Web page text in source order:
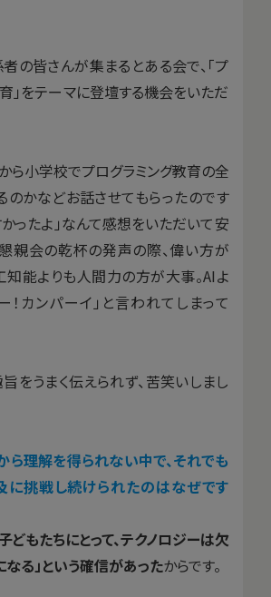
の皆さんが集まるとある会で、「プ
」をテーマに登壇する機会をいただ
ら小学校でプログラミング教育の全
のかなどお話させてもらったのです
かったよ」なんて感想をいただいて安
親会の乾杯の発声の際、偉い方が
知能よりも人間力の方が大事。AIよ
！カンパーイ」と言われてしまって
をうまく伝えられず、苦笑いしまし
ら理解を得られない中で、それでも
に挑戦し続けられたのはなぜです
どもたちにとって、テクノロジーは欠
る」という確信があったからです。